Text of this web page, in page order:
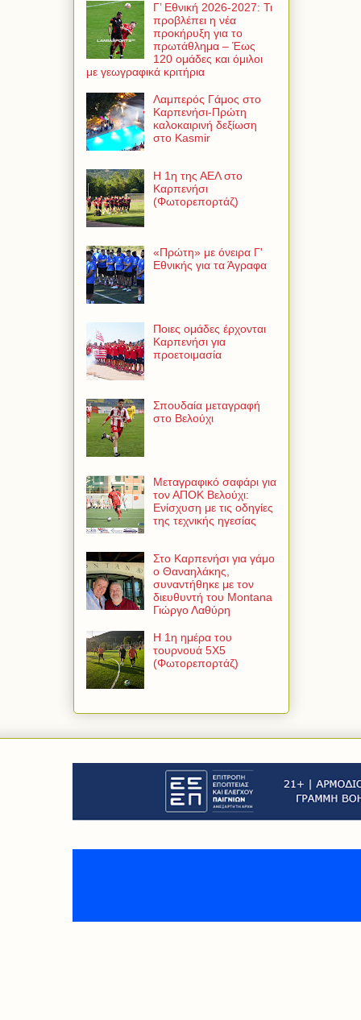
Γ’ Εθνική 2026-2027: Τι
προβλέπει η νέα
προκήρυξη για το
πρωτάθλημα – Έως
120 ομάδες και όμιλοι
με γεωγραφικά κριτήρια
Λαμπερός Γάμος στο
Καρπενήσι-Πρώτη
καλοκαιρινή δεξίωση
στο Kasmir
Η 1η της ΑΕΛ στο
Καρπενήσι
(Φωτορεπορτάζ)
«Πρώτη» με όνειρα Γ'
Εθνικής για τα Άγραφα
Ποιες ομάδες έρχονται
Καρπενήσι για
προετοιμασία
Σπουδαία μεταγραφή
στο Βελούχι
Μεταγραφικό σαφάρι για
τον ΑΠΟΚ Βελούχι:
Ενίσχυση με τις οδηγίες
της τεχνικής ηγεσίας
Στο Καρπενήσι για γάμο
ο Θαναηλάκης,
συναντήθηκε με τον
διευθυντή του Montana
Γιώργο Λαθύρη
Η 1η ημέρα του
τουρνουά 5Χ5
(Φωτορεπορτάζ)